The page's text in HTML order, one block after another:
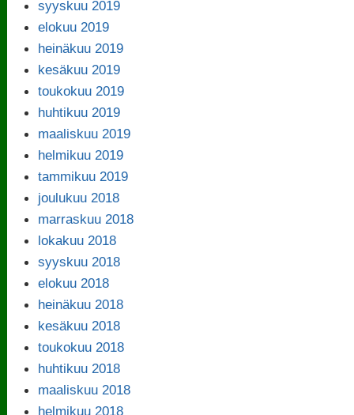
syyskuu 2019
elokuu 2019
heinäkuu 2019
kesäkuu 2019
toukokuu 2019
huhtikuu 2019
maaliskuu 2019
helmikuu 2019
tammikuu 2019
joulukuu 2018
marraskuu 2018
lokakuu 2018
syyskuu 2018
elokuu 2018
heinäkuu 2018
kesäkuu 2018
toukokuu 2018
huhtikuu 2018
maaliskuu 2018
helmikuu 2018